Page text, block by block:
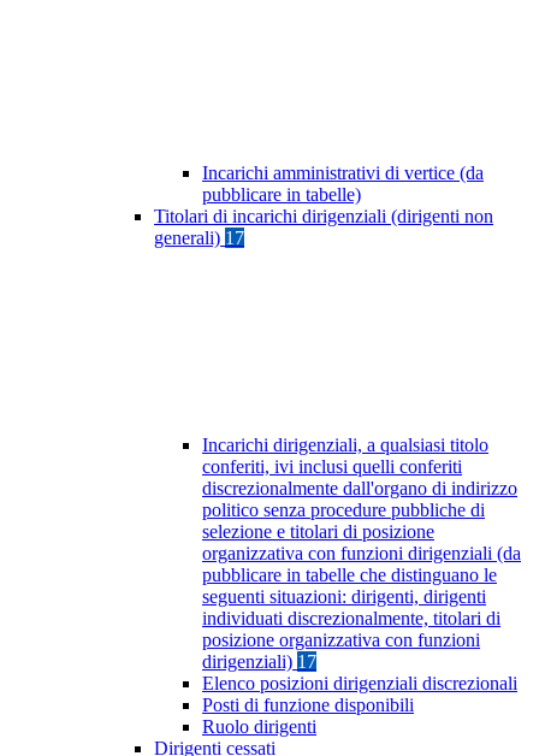
Incarichi amministrativi di vertice (da
pubblicare in tabelle)
Titolari di incarichi dirigenziali (dirigenti non
generali) 17
Incarichi dirigenziali, a qualsiasi titolo
conferiti, ivi inclusi quelli conferiti
discrezionalmente dall'organo di indirizzo
politico senza procedure pubbliche di
selezione e titolari di posizione
organizzativa con funzioni dirigenziali (da
pubblicare in tabelle che distinguano le
seguenti situazioni: dirigenti, dirigenti
individuati discrezionalmente, titolari di
posizione organizzativa con funzioni
dirigenziali) 17
Elenco posizioni dirigenziali discrezionali
Posti di funzione disponibili
Ruolo dirigenti
Dirigenti cessati